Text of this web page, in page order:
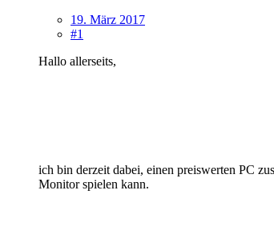
19. März 2017
#1
Hallo allerseits,
ich bin derzeit dabei, einen preiswerten PC
Monitor spielen kann.